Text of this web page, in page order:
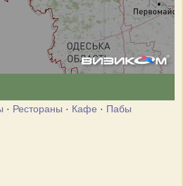
· Рестораны · Кафе · Пабы